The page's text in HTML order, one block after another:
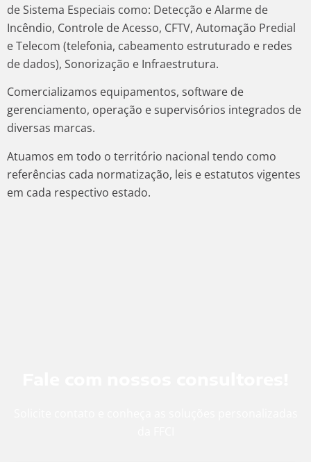
de Sistema Especiais como: Detecção e Alarme de
Incêndio, Controle de Acesso, CFTV, Automação Predial
e Telecom (telefonia, cabeamento estruturado e redes
de dados), Sonorização e Infraestrutura.
Comercializamos equipamentos, software de
gerenciamento, operação e supervisórios integrados de
diversas marcas.
Atuamos em todo o território nacional tendo como
referências cada normatização, leis e estatutos vigentes
em cada respectivo estado.